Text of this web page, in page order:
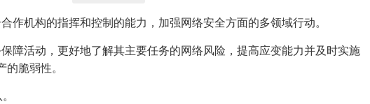
作机构的指挥和控制的能力，加强网络安全方面的多领域行动。
障活动，更好地了解其主要任务的网络风险，提高应变能力并及时实施
的脆弱性。